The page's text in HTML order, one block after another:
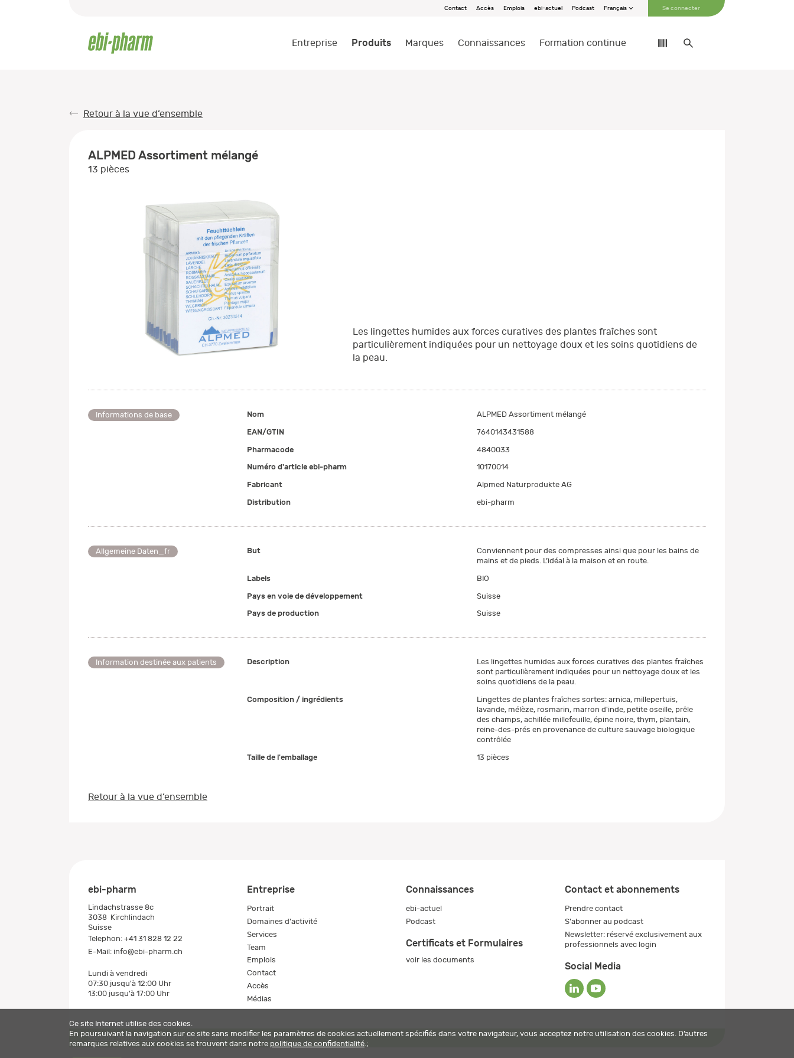
Contact Accès Emplois ebi-actuel Podcast Français Se connecter
Entreprise Produits Marques Connaissances Formation continue
Retour à la vue d’ensemble
ALPMED Assortiment mélangé
13 pièces
Les lingettes humides aux forces curatives des plantes fraîches sont
particulièrement indiquées pour un nettoyage doux et les soins quotidiens de
la peau.
Informations de base Nom
ALPMED Assortiment mélangé
EAN/GTIN
7640143431588
Pharmacode
4840033
Numéro d'article ebi-pharm
10170014
Fabricant
Alpmed Naturprodukte AG
Distribution
ebi-pharm
Allgemeine Daten_fr But
Conviennent pour des compresses ainsi que pour les bains de
mains et de pieds. L’idéal à la maison et en route.
Labels
BIO
Pays en voie de développement
Suisse
Pays de production
Suisse
Information destinée aux patients Description
Les lingettes humides aux forces curatives des plantes fraîches
sont particulièrement indiquées pour un nettoyage doux et les
soins quotidiens de la peau.
Composition / ingrédients
Lingettes de plantes fraîches sortes: arnica, millepertuis,
lavande, mélèze, rosmarin, marron d'inde, petite oseille, prêle
des champs, achillée millefeuille, épine noire, thym, plantain,
reine-des-prés en provenance de culture sauvage biologique
contrôlée
Taille de l'emballage
13 pièces
Retour à la vue d’ensemble
ebi-pharm
Lindachstrasse 8c
3038 Kirchlindach
Suisse
Telephon: +41 31 828 12 22
E-Mail: info@ebi-pharm.ch
Lundi à vendredi
07:30 jusqu'à 12:00 Uhr
13:00 jusqu'à 17:00 Uhr
Entreprise
Portrait
Domaines d'activité
Services
Team
Emplois
Contact
Accès
Médias
Connaissances
ebi-actuel
Podcast
Certificats et Formulaires
voir les documents
Contact et abonnements
Prendre contact
S'abonner au podcast
Newsletter: réservé exclusivement aux
professionnels avec login
Social Media
Mentions légales Politique de confidentialité © 2026 ebi-pharm ag
Ce site Internet utilise des cookies.
En poursuivant la navigation sur ce site sans modifier les paramètres de cookies actuellement spécifiés dans votre navigateur, vous acceptez notre utilisation des cookies. D’autres
remarques relatives aux cookies se trouvent dans notre politique de confidentialité .;